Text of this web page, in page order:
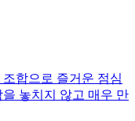
합으로 즐거운 점심
놓치지 않고 매우 만